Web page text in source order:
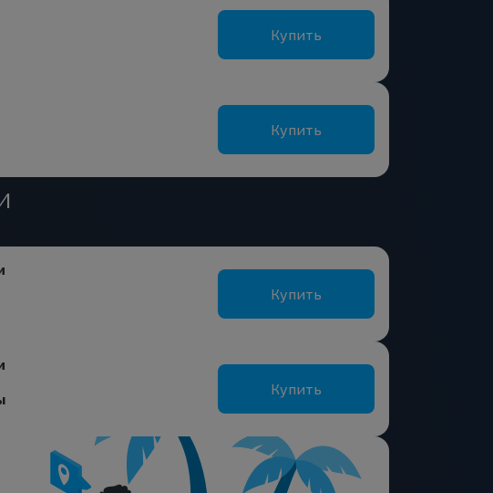
Купить
Купить
Купить
Купить